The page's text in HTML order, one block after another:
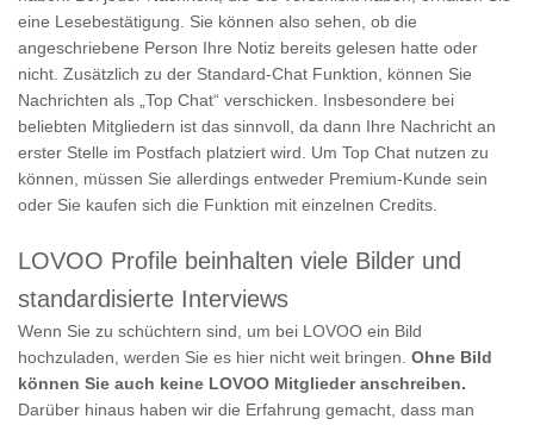
eine Lesebestätigung. Sie können also sehen, ob die
angeschriebene Person Ihre Notiz bereits gelesen hatte oder
nicht. Zusätzlich zu der Standard-Chat Funktion, können Sie
Nachrichten als „Top Chat“ verschicken. Insbesondere bei
beliebten Mitgliedern ist das sinnvoll, da dann Ihre Nachricht an
erster Stelle im Postfach platziert wird. Um Top Chat nutzen zu
können, müssen Sie allerdings entweder Premium-Kunde sein
oder Sie kaufen sich die Funktion mit einzelnen Credits.
LOVOO Profile beinhalten viele Bilder und
standardisierte Interviews
Wenn Sie zu schüchtern sind, um bei LOVOO ein Bild
hochzuladen, werden Sie es hier nicht weit bringen. Ohne Bild
können Sie auch keine LOVOO Mitglieder anschreiben.
Darüber hinaus haben wir die Erfahrung gemacht, dass man